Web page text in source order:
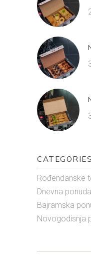
CATEGORIES
Rođendanske
Dnevna ponuda
Bajramska
Novogodisnja